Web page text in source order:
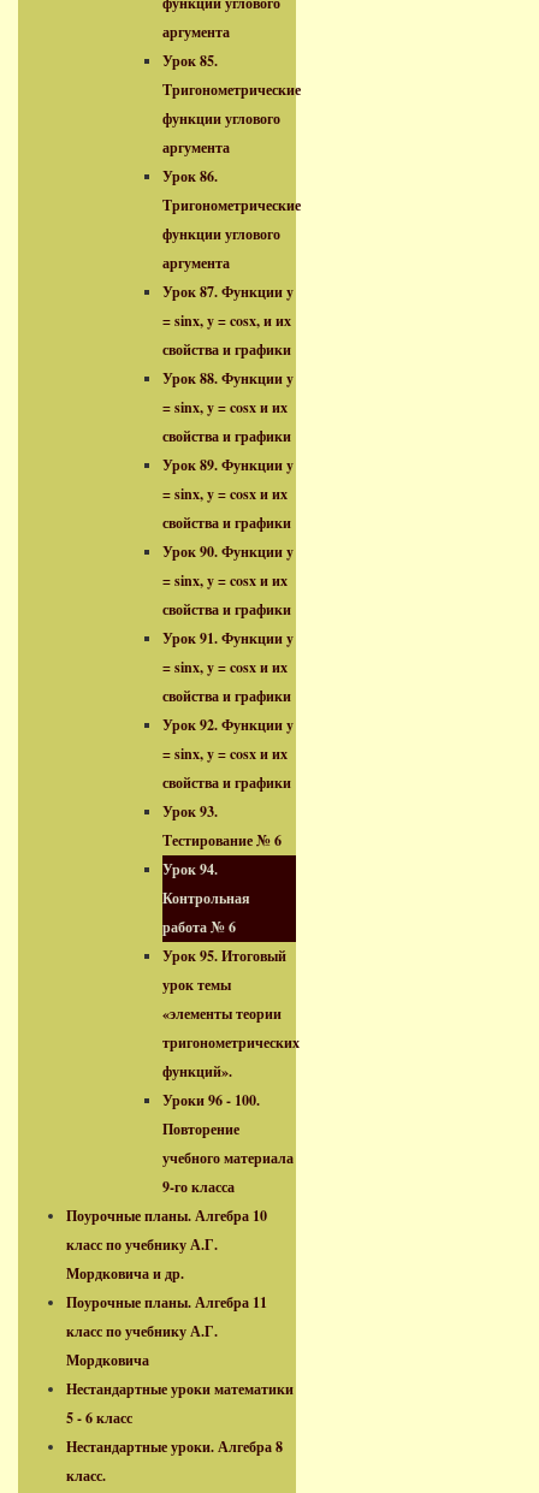
аргумента
Урок 85.
Тригонометрические
функции углового
аргумента
Урок 86.
Тригонометрические
функции углового
аргумента
Урок 87. Функции y
= sinx, y = cosx, и их
свойства и графики
Урок 88. Функции y
= sinx, y = cosx и их
свойства и графики
Урок 89. Функции y
= sinx, y = cosx и их
свойства и графики
Урок 90. Функции y
= sinx, y = cosx и их
свойства и графики
Урок 91. Функции y
= sinx, y = cosx и их
свойства и графики
Урок 92. Функции y
= sinx, y = cosx и их
свойства и графики
Урок 93.
Тестирование № 6
Урок 94.
Контрольная
работа № 6
Урок 95. Итоговый
урок темы
«элементы теории
тригонометрических
функций».
Уроки 96 - 100.
Повторение
учебного материала
9-го класса
Поурочные планы. Алгебра 10
класс по учебнику А.Г.
Мордковича и др.
Поурочные планы. Алгебра 11
класс по учебнику А.Г.
Мордковича
Нестандартные уроки математики
5 - 6 класс
Нестандартные уроки. Алгебра 8
класс.